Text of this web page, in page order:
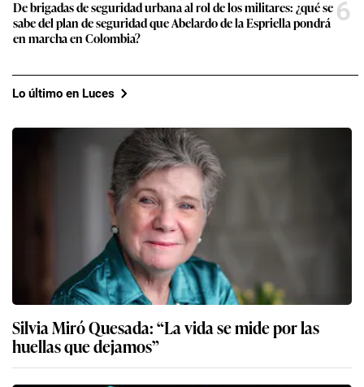
De brigadas de seguridad urbana al rol de los militares: ¿qué se
sabe del plan de seguridad que Abelardo de la Espriella pondrá
en marcha en Colombia?
6
Lo último en Luces
Silvia Miró Quesada: “La vida se mide por las
huellas que dejamos”